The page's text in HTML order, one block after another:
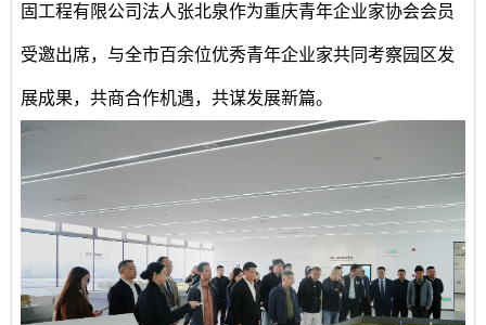
固工程有限公司法人张北泉作为重庆青年企业家协会会员
受邀出席，与全市百余位优秀青年企业家共同考察园区发
展成果，共商合作机遇，共谋发展新篇。